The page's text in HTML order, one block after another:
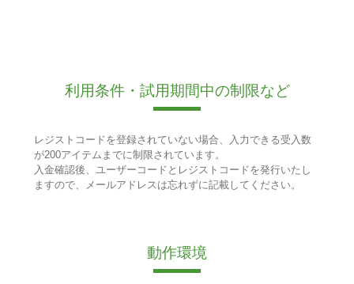
利用条件・試用期間中の制限など
レジストコードを登録されていない場合、入力できる受入数
が200アイテムまでに制限されています。
入金確認後、ユーザーコードとレジストコードを発行いたし
ますので、メールアドレスは忘れずに記載してください。
動作環境